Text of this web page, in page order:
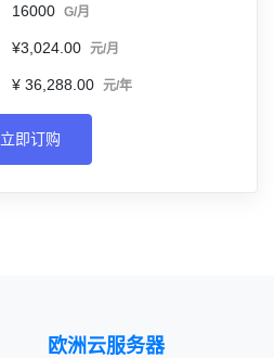
16000 G/月
¥3,024.00 元/月
¥ 36,288.00 元/年
立即订购
欧洲云服务器